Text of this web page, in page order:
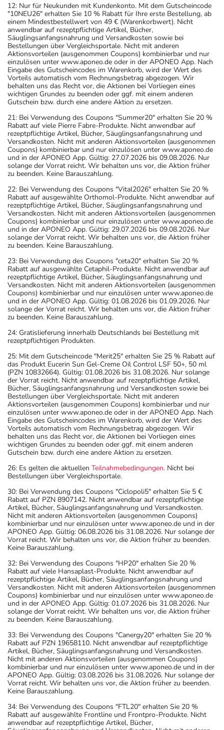
12: Nur für Neukunden mit Kundenkonto. Mit dem Gutscheincode
"10NEU26" erhalten Sie 10 % Rabatt für Ihre erste Bestellung, ab
einem Mindestbestellwert von 49 € (Warenkorbwert). Nicht
anwendbar auf rezeptpflichtige Artikel, Bücher,
Säuglingsanfangsnahrung und Versandkosten sowie bei
Bestellungen über Vergleichsportale. Nicht mit anderen
Aktionsvorteilen (ausgenommen Coupons) kombinierbar und nur
einzulösen unter www.aponeo.de oder in der APONEO App. Nach
Eingabe des Gutscheincodes im Warenkorb, wird der Wert des
Vorteils automatisch vom Rechnungsbetrag abgezogen. Wir
behalten uns das Recht vor, die Aktionen bei Vorliegen eines
wichtigen Grundes zu beenden oder ggf. mit einem anderen
Gutschein bzw. durch eine andere Aktion zu ersetzen.
21: Bei Verwendung des Coupons "Summer20" erhalten Sie 20 %
Rabatt auf viele Pierre Fabre-Produkte. Nicht anwendbar auf
rezeptpflichtige Artikel, Bücher, Säuglingsanfangsnahrung und
Versandkosten. Nicht mit anderen Aktionsvorteilen (ausgenommen
Coupons) kombinierbar und nur einzulösen unter www.aponeo.de
und in der APONEO App. Gültig: 27.07.2026 bis 09.08.2026. Nur
solange der Vorrat reicht. Wir behalten uns vor, die Aktion früher
zu beenden. Keine Barauszahlung.
22: Bei Verwendung des Coupons "Vital2026" erhalten Sie 20 %
Rabatt auf ausgewählte Orthomol-Produkte. Nicht anwendbar auf
rezeptpflichtige Artikel, Bücher, Säuglingsanfangsnahrung und
Versandkosten. Nicht mit anderen Aktionsvorteilen (ausgenommen
Coupons) kombinierbar und nur einzulösen unter www.aponeo.de
und in der APONEO App. Gültig: 29.07.2026 bis 09.08.2026. Nur
solange der Vorrat reicht. Wir behalten uns vor, die Aktion früher
zu beenden. Keine Barauszahlung.
23: Bei Verwendung des Coupons "ceta20" erhalten Sie 20 %
Rabatt auf ausgewählte Cetaphil-Produkte. Nicht anwendbar auf
rezeptpflichtige Artikel, Bücher, Säuglingsanfangsnahrung und
Versandkosten. Nicht mit anderen Aktionsvorteilen (ausgenommen
Coupons) kombinierbar und nur einzulösen unter www.aponeo.de
und in der APONEO App. Gültig: 01.08.2026 bis 01.09.2026. Nur
solange der Vorrat reicht. Wir behalten uns vor, die Aktion früher
zu beenden. Keine Barauszahlung.
24: Gratislieferung innerhalb Deutschlands bei Bestellung mit
rezeptpflichtigen Produkten.
25: Mit dem Gutscheincode "Merit25" erhalten Sie 25 % Rabatt auf
das Produkt Eucerin Sun Gel-Creme Oil Control LSF 50+, 50 ml
(PZN 10832664). Gültig: 01.08.2026 bis 31.08.2026. Nur solange
der Vorrat reicht. Nicht anwendbar auf rezeptpflichtige Artikel,
Bücher, Säuglingsanfangsnahrung und Versandkosten sowie bei
Bestellungen über Vergleichsportale. Nicht mit anderen
Aktionsvorteilen (ausgenommen Coupons) kombinierbar und nur
einzulösen unter www.aponeo.de oder in der APONEO App. Nach
Eingabe des Gutscheincodes im Warenkorb, wird der Wert des
Vorteils automatisch vom Rechnungsbetrag abgezogen. Wir
behalten uns das Recht vor, die Aktionen bei Vorliegen eines
wichtigen Grundes zu beenden oder ggf. mit einem anderen
Gutschein bzw. durch eine andere Aktion zu ersetzen.
26: Es gelten die aktuellen Teilnahmebedingungen. Nicht bei
Bestellungen über Vergleichsportale.
30: Bei Verwendung des Coupons "Ciclopoli5" erhalten Sie 5 €
Rabatt auf PZN 8907142. Nicht anwendbar auf rezeptpflichtige
Artikel, Bücher, Säuglingsanfangsnahrung und Versandkosten.
Nicht mit anderen Aktionsvorteilen (ausgenommen Coupons)
kombinierbar und nur einzulösen unter www.aponeo.de und in der
APONEO App. Gültig: 06.08.2026 bis 31.08.2026. Nur solange der
Vorrat reicht. Wir behalten uns vor, die Aktion früher zu beenden.
Keine Barauszahlung.
32: Bei Verwendung des Coupons "HP20" erhalten Sie 20 %
Rabatt auf viele Hansaplast-Produkte. Nicht anwendbar auf
rezeptpflichtige Artikel, Bücher, Säuglingsanfangsnahrung und
Versandkosten. Nicht mit anderen Aktionsvorteilen (ausgenommen
Coupons) kombinierbar und nur einzulösen unter www.aponeo.de
und in der APONEO App. Gültig: 01.07.2026 bis 31.08.2026. Nur
solange der Vorrat reicht. Wir behalten uns vor, die Aktion früher
zu beenden. Keine Barauszahlung.
33: Bei Verwendung des Coupons "Canergy20" erhalten Sie 20 %
Rabatt auf PZN 19658110. Nicht anwendbar auf rezeptpflichtige
Artikel, Bücher, Säuglingsanfangsnahrung und Versandkosten.
Nicht mit anderen Aktionsvorteilen (ausgenommen Coupons)
kombinierbar und nur einzulösen unter www.aponeo.de und in der
APONEO App. Gültig: 03.08.2026 bis 31.08.2026. Nur solange der
Vorrat reicht. Wir behalten uns vor, die Aktion früher zu beenden.
Keine Barauszahlung.
34: Bei Verwendung des Coupons "FTL20" erhalten Sie 20 %
Rabatt auf ausgewählte Frontline und Frontpro-Produkte. Nicht
anwendbar auf rezeptpflichtige Artikel, Bücher,